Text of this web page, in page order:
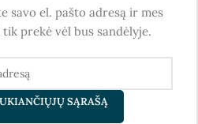
savo el. pašto adresą ir mes
prekė vėl bus sandėlyje.
SĄRAŠĄ